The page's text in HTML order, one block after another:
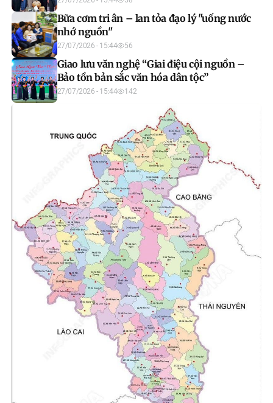
Bữa cơm tri ân – lan tỏa đạo lý "uống nước
nhớ nguồn"
27/07/2026 - 15:44 56
Giao lưu văn nghệ “Giai điệu cội nguồn –
Bảo tồn bản sắc văn hóa dân tộc”
27/07/2026 - 15:44 142